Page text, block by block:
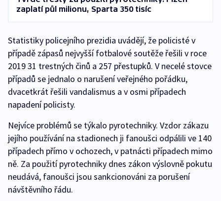
zaplatí půl milionu, Sparta 350 tisíc
Statistiky policejního prezidia uvádějí, že policisté v
případě zápasů nejvyšší fotbalové soutěže řešili v roce
2019 31 trestných činů a 257 přestupků. V necelé stovce
případů se jednalo o narušení veřejného pořádku,
dvacetkrát řešili vandalismus a v osmi případech
napadení policisty.
Nejvíce problémů se týkalo pyrotechniky. Vzdor zákazu
jejího používání na stadionech ji fanoušci odpálili ve 140
případech přímo v ochozech, v patnácti případech mimo
ně. Za použití pyrotechniky dnes zákon výslovně pokutu
neudává, fanoušci jsou sankcionováni za porušení
návštěvního řádu.